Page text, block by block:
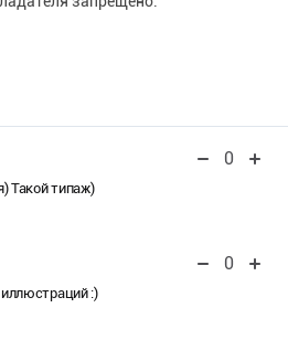
0
Такой типаж)
0
:)